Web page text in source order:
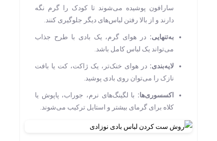
سارافون پوشیده می‌شوند تا کودک را گرم نگه
دارند و از بالا رفتن لباس‌های دیگر جلوگیری کنند.
به‌تنهایی: در هوای گرم، یک بادی با طرح جذاب
می‌تواند یک لباس کامل باشد.
لایه‌بندی: در هوای خنک‌تر، یک ژاکت، کت یا بافت
نازک را می‌توان روی بادی پوشید.
اکسسوری‌ها: با لگینگ‌های نرم، جوراب، پاپوش یا
کلاه برای گرمای بیشتر و استایل ترکیب می‌شوند.